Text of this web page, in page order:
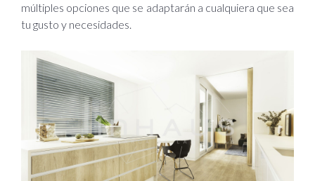
múltiples opciones que se adaptarán a cualquiera que sea
tu gusto y necesidades.